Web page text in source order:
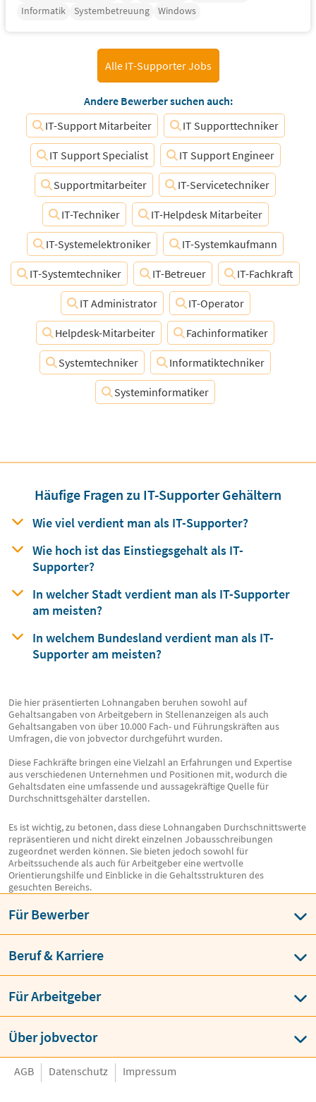
Informatik
Systembetreuung Windows
Alle IT-Supporter Jobs
Andere Bewerber suchen auch:
IT-Support Mitarbeiter
IT Supporttechniker
IT Support Specialist IT Support Engineer
Supportmitarbeiter IT-Servicetechniker
IT-Techniker IT-Helpdesk Mitarbeiter
IT-Systemelektroniker IT-Systemkaufmann
IT-Systemtechniker IT-Betreuer IT-Fachkraft
IT Administrator IT-Operator
Helpdesk-Mitarbeiter Fachinformatiker
Systemtechniker Informatiktechniker
Systeminformatiker
Häufige Fragen zu IT-Supporter Gehältern
Wie viel verdient man als IT-Supporter?
Wie hoch ist das Einstiegsgehaltals IT-
Supporter?
In welcher Stadt verdient man als IT-Supporter
am meisten?
In welchem Bundesland verdient man als IT-
Supporter am meisten?
Die hier präsentierten Lohnangaben beruhen sowohl auf
Gehaltsangaben von Arbeitgebern in Stellenanzeigen als auch
Gehaltsangaben von über 10.000 Fach- und Führungskräften aus
Umfragen, die von jobvector durchgeführt wurden.
Diese Fachkräfte bringen eine Vielzahl an Erfahrungen und Expertise
aus verschiedenen Unternehmen und Positionen mit, wodurch die
Gehaltsdaten eine umfassende und aussagekräftige Quelle für
Durchschnittsgehälter darstellen.
Es ist wichtig, zu betonen, dass diese Lohnangaben Durchschnittswerte
repräsentieren und nicht direkt einzelnen Jobausschreibungen
zugeordnet werden können. Sie bieten jedoch sowohl für
Arbeitssuchende als auch für Arbeitgeber eine wertvolle
Orientierungshilfe und Einblicke in die Gehaltsstrukturen des
gesuchten Bereichs.
Für Bewerber
Beruf & Karriere
Für Arbeitgeber
Über jobvector
AGB Datenschutz Impressum